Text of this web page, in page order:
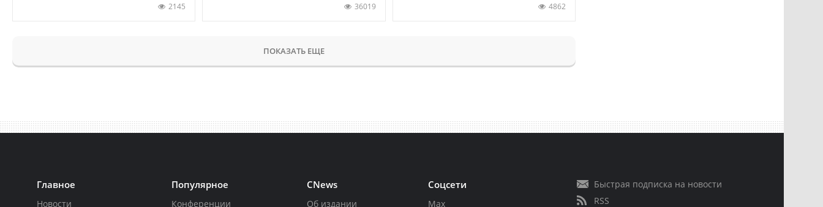
2145 36019 4862
ПОКАЗАТЬ ЕЩЕ
Главное
Новости
Популярное
Конференции
CNews
Об издании
Соцсети
Max
Быстрая подписка на новости
RSS